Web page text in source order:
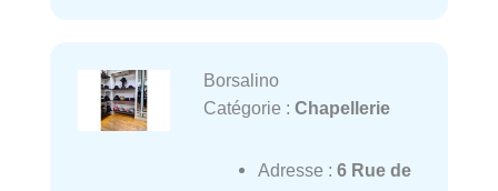
Borsalino
Catégorie : Chapellerie
Adresse : 6 Rue de